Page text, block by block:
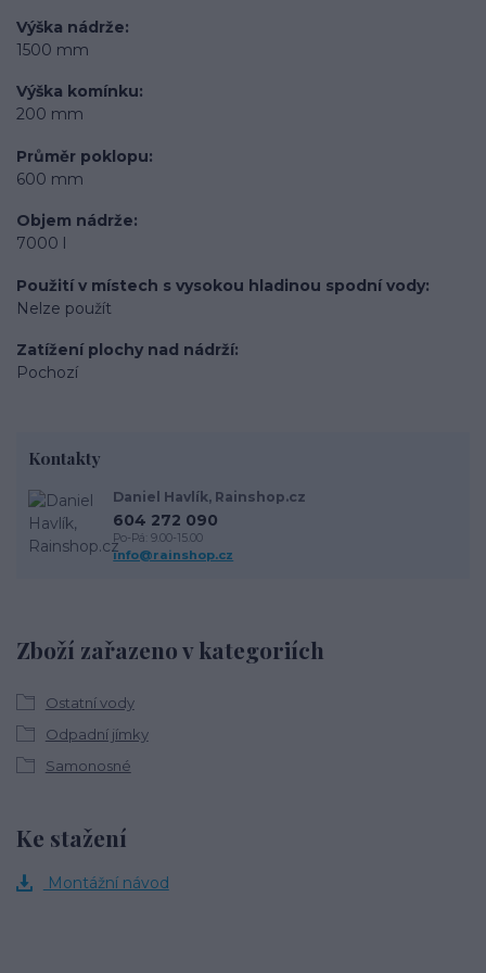
Výška nádrže
1500 mm
Výška komínku
200 mm
Průměr poklopu
600 mm
Objem nádrže
7000 l
Použití v místech s vysokou hladinou spodní vody
Nelze použít
Zatížení plochy nad nádrží
Pochozí
Zboží zařazeno v kategoriích
Ostatní vody
Odpadní jímky
Samonosné
Kontakty
Daniel Havlík, Rainshop.cz
604 272 090
Po-Pá: 9.00-15.00
info@rainshop.cz
Ke stažení
Montážní návod